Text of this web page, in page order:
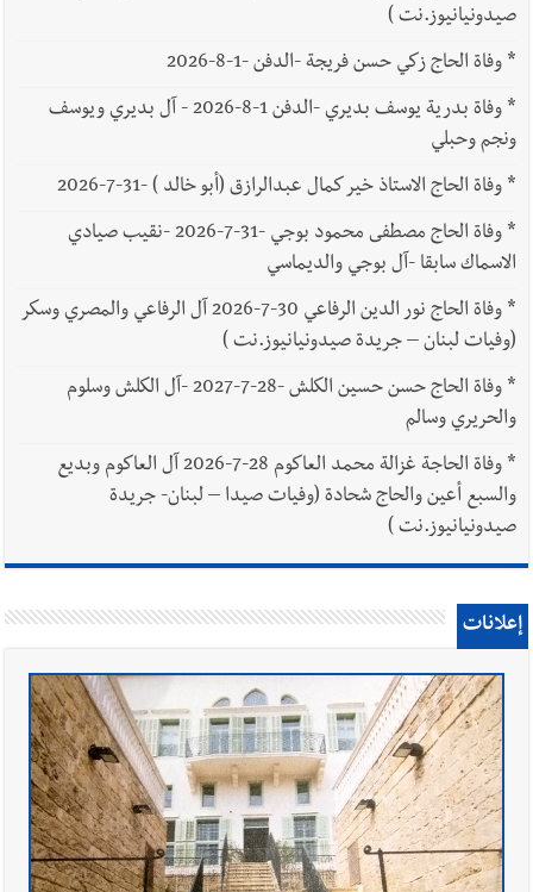
صيدونيانيوز.نت )
*وفاة الحاج زكي حسن فريجة -الدفن -1-8-2026
*
وفاة بدرية يوسف بديري -الدفن 1-8-2026 - آل بديري ويوسف
ونجم وحبلي
*وفاة الحاج الاستاذ خير كمال عبدالرازق (أبو خالد ) -31-7-2026
*
وفاة الحاج مصطفى محمود بوجي -31-7-2026 -نقيب صيادي
الاسماك سابقا -آل بوجي والديماسي
*
وفاة الحاج نور الدين الرفاعي 30-7-2026 آل الرفاعي والمصري وسكر
(وفيات لبنان – جريدة صيدونيانيوز.نت )
*
وفاة الحاج حسن حسين الكلش -28-7-2027 -آل الكلش وسلوم
والحريري وسالم
*
وفاة الحاجة غزالة محمد العاكوم 28-7-2026 آل العاكوم وبديع
والسبع أعين والحاج شحادة (وفيات صيدا – لبنان- جريدة
صيدونيانيوز.نت )
إعلانات